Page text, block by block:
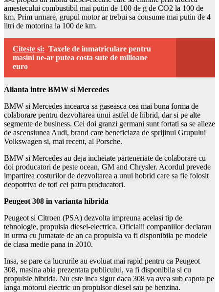
amestecului combustibil mai putin de 100 de g de CO2 la 100 de
km. Prim urmare, grupul motor ar trebui sa consume mai putin de 4
litri de motorina la 100 de km.
Citeste si: Taxele de inmatriculare pentru
masini ne-ar putea costa sute de milioane
euro
Alianta intre BMW si Mercedes
BMW si Mercedes incearca sa gaseasca cea mai buna forma de
colaborare pentru dezvoltarea unui astfel de hibrid, dar si pe alte
segmente de business. Cei doi granzi germani sunt fortati sa se alieze
de ascensiunea Audi, brand care beneficiaza de sprijinul Grupului
Volkswagen si, mai recent, al Porsche.
BMW si Mercedes au deja incheiate parteneriate de colaborare cu
doi producatori de peste ocean, GM and Chrysler. Acordul prevede
impartirea costurilor de dezvoltarea a unui hobrid care sa fie folosit
deopotriva de toti cei patru producatori.
Peugeot 308 in varianta hibrida
Peugeot si Citroen (PSA) dezvolta impreuna acelasi tip de
tehnologie, propulsia diesel-electrica. Oficialii companiilor declarau
in urma cu jumatate de an ca propulsia va fi disponibila pe modele
de clasa medie pana in 2010.
Insa, se pare ca lucrurile au evoluat mai rapid pentru ca Peugeot
308, masina abia prezentata publicului, va fi disponibila si cu
propulsie hibrida. Nu este inca sigur daca 308 va avea sub capota pe
langa motorul electric un propulsor diesel sau pe benzina.